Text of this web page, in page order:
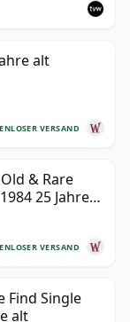
alt
VERSAND
& Rare
25 Jahre
VERSAND
Find Single
alt